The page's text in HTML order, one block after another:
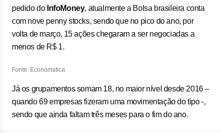
pedido do InfoMoney, atualmente a Bolsa brasileira conta
com nove penny stocks, sendo que no pico do ano, por
volta de março, 15 ações chegaram a ser negociadas a
menos de R$ 1.
Fonte: Economatica
Já os grupamentos somam 18, no maior nível desde 2016 –
quando 69 empresas fizeram uma movimentação do tipo -,
sendo que ainda faltam três meses para o fim do ano.